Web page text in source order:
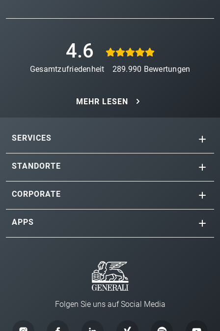
4.6
Gesamtzufriedenheit 289.990 Bewertungen
MEHR LESEN
SERVICES
STANDORTE
CORPORATE
APPS
Folgen Sie uns auf Social Media